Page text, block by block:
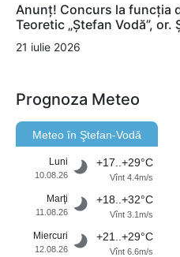
Anunț! Concurs la funcția
Teoretic „Ștefan Vodă”, or.
21 iulie 2026
Prognoza Meteo
Meteo în Ştefan-Vodă
Luni
10.08.26
+17..+29°C
Vînt 4.4m/s
Marţi
11.08.26
+18..+32°C
Vînt 3.1m/s
Miercuri
12.08.26
+21..+29°C
Vînt 6.6m/s